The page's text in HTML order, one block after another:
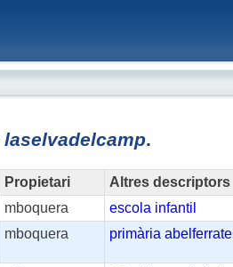
laselvadelcamp.
Propietari
Altres descriptors
mboquera escola infantil
mboquera primària